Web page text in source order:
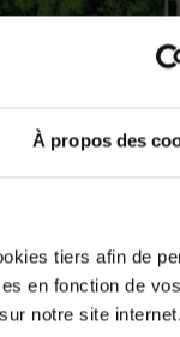
À propos des
tiers afin de
en fonction de vos
notre site internet.
a pressing
of
and